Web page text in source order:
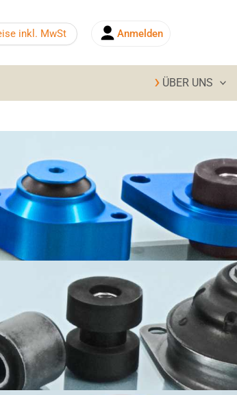
inkl. MwSt Anmelden
ÜBER UNS